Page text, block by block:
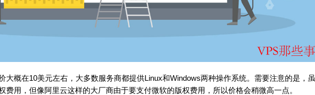
大概在10美元左右，大多数服务商都提供Linux和Windows两种操作系统。需要注意的是，虽
费用，但像阿里云这样的大厂商由于要支付微软的版权费用，所以价格会稍微高一点。